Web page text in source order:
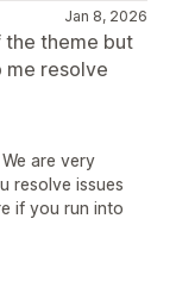
Jan 8, 2026
the theme but
me resolve
are very
resolve issues
if you run into